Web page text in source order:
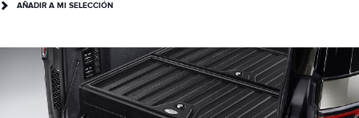
AÑADIR A MI SELECCIÓN